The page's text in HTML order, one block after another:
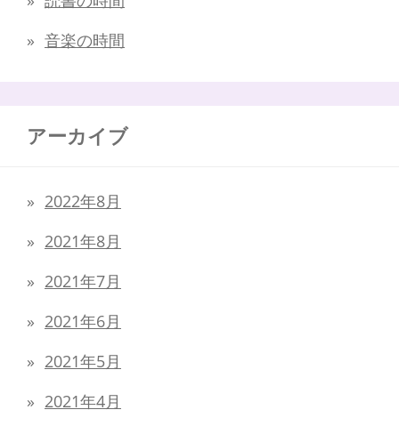
音楽の時間
アーカイブ
2022年8月
2021年8月
2021年7月
2021年6月
2021年5月
2021年4月